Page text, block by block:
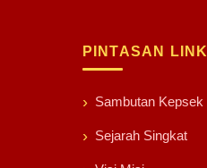
PINTASAN LINK
Sambutan Kepsek
Sejarah Singkat